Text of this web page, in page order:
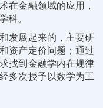
在金融领域的应用，
科。
发展起来的，主要研
资产定价问题；通过
找到金融学内在规律
多次授予以数学为工